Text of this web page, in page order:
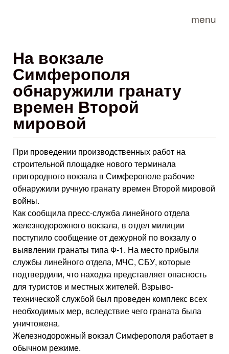
menu
На вокзале
Симферополя
обнаружили гранату
времен Второй
мировой
При проведении производственных работ на
строительной площадке нового терминала
пригородного вокзала в Симферополе рабочие
обнаружили ручную гранату времен Второй мировой
войны.
Как сообщила пресс-служба линейного отдела
железнодорожного вокзала, в отдел милиции
поступило сообщение от дежурной по вокзалу о
выявлении гранаты типа Ф-1. На место прибыли
службы линейного отдела, МЧС, СБУ, которые
подтвердили, что находка представляет опасность
для туристов и местных жителей. Взрыво-
технической службой был проведен комплекс всех
необходимых мер, вследствие чего граната была
уничтожена.
Железнодорожный вокзал Симферополя работает в
обычном режиме.